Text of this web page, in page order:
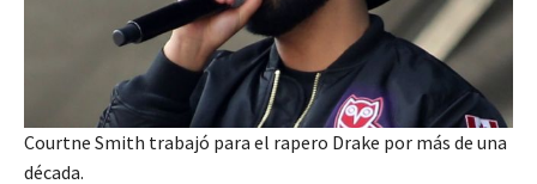
Courtne Smith trabajó para el rapero Drake por más de una
década.